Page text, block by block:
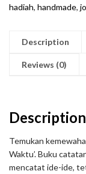
hadiah, handmade,
Description
Reviews (0)
Description
Temukan
Waktu’. Buku
mencatat ide-ide,